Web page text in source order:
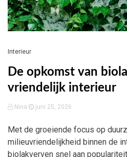
Interieur
De opkomst van
vriendelijk interieur
Nina juni 25, 2026
Met de groeiende focus op
milieuvriendelijkheid binnen de
biolakverven snel aan